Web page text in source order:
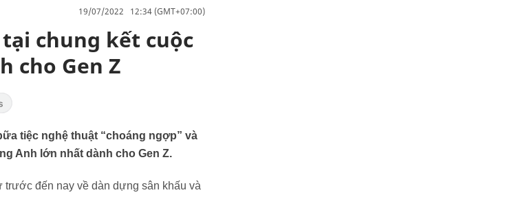
19/07/2022 12:34 (GMT+07:00)
chung kết cuộc
cho Gen Z
tiệc nghệ thuật “choáng ngợp” và
Anh lớn nhất dành cho Gen Z.
đến nay về dàn dựng sân khấu và